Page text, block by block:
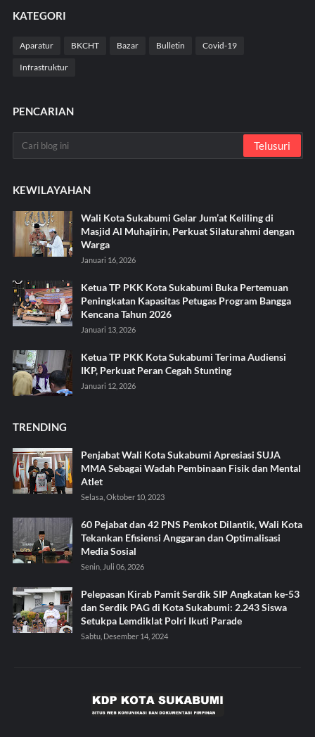
KATEGORI
Aparatur BKCHT Bazar Bulletin Covid-19
Infrastruktur
PENCARIAN
KEWILAYAHAN
Wali Kota Sukabumi Gelar Jum’at Keliling di
Masjid Al Muhajirin, Perkuat Silaturahmi dengan
Warga
Januari 16, 2026
Ketua TP PKK Kota Sukabumi Buka Pertemuan
Peningkatan Kapasitas Petugas Program Bangga
Kencana Tahun 2026
Januari 13, 2026
Ketua TP PKK Kota Sukabumi Terima Audiensi
IKP, Perkuat Peran Cegah Stunting
Januari 12, 2026
TRENDING
Penjabat Wali Kota Sukabumi Apresiasi SUJA
MMA Sebagai Wadah Pembinaan Fisik dan Mental
Atlet
Selasa, Oktober 10, 2023
60 Pejabat dan 42 PNS Pemkot Dilantik, Wali Kota
Tekankan Efisiensi Anggaran dan Optimalisasi
Media Sosial
Senin, Juli 06, 2026
Pelepasan Kirab Pamit Serdik SIP Angkatan ke-53
dan Serdik PAG di Kota Sukabumi: 2.243 Siswa
Setukpa Lemdiklat Polri Ikuti Parade
Sabtu, Desember 14, 2024